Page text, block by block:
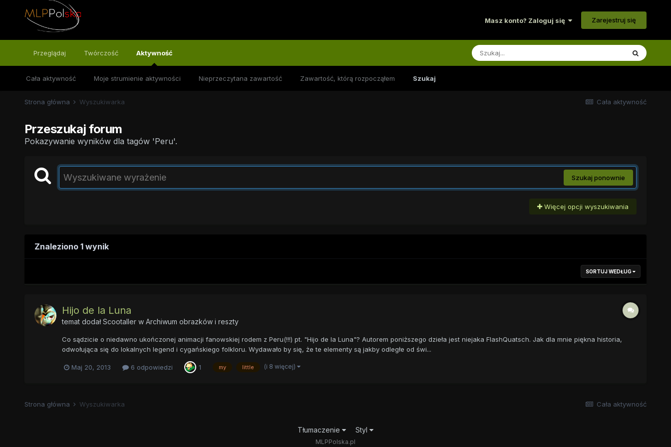
Masz konto? Zaloguj się Zarejestruj się
Przeglądaj Twórczość Aktywność
Cała aktywność Moje strumienie aktywności Nieprzeczytana zawartość Zawartość, którą rozpocząłem Szukaj
Cała aktywność
Strona główna Wyszukiwarka
Przeszukaj forum
Pokazywanie wyników dla tagów 'Peru'.
Szukaj ponownie
Więcej opcji wyszukiwania
Znaleziono 1 wynik
SORTUJ WEDŁUG
Hijo de la Luna
temat dodałScootallerw Archiwum obrazków i reszty
Co sądzicie o niedawno ukończonej animacji fanowskiej rodem z Peru(!!!) pt. "Hijo de la Luna"? Autorem poniższego dzieła jest niejaka FlashQuatsch. Jak dla mnie piękna historia,
odwołująca się do lokalnych legend i cygańskiego folkloru. Wydawało by się, że te elementy są jakby odległe od świ...
Maj 20, 2013 6 odpowiedzi 1 my little (i 8 więcej)
Cała aktywność
Strona główna Wyszukiwarka
Tłumaczenie Styl
MLPPolska.pl